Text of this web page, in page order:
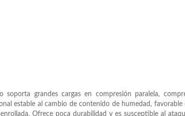
soporta grandes cargas en compresión paralela,
estable al cambio de contenido de humedad, favorable
Ofrece poca durabilidad y es susceptible al